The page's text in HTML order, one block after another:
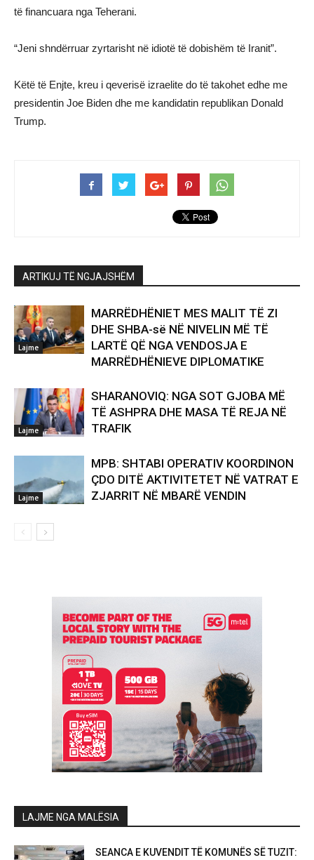
të financuara nga Teherani.
“Jeni shndërruar zyrtarisht në idiotë të dobishëm të Iranit”.
Këtë të Enjte, kreu i qeverisë izraelite do të takohet edhe me
presidentin Joe Biden dhe me kandidatin republikan Donald
Trump.
ARTIKUJ TË NGJAJSHËM
Lajme
MARRËDHËNIET MES MALIT TË ZI
DHE SHBA-së NË NIVELIN MË TË
LARTË QË NGA VENDOSJA E
MARRËDHËNIEVE DIPLOMATIKE
Lajme
SHARANOVIQ: NGA SOT GJOBA MË
TË ASHPRA DHE MASA TË REJA NË
TRAFIK
Lajme
MPB: SHTABI OPERATIV KOORDINON
ÇDO DITË AKTIVITETET NË VATRAT E
ZJARRIT NË MBARË VENDIN
LAJME NGA MALËSIA
SEANCA E KUVENDIT TË KOMUNËS SË TUZIT: